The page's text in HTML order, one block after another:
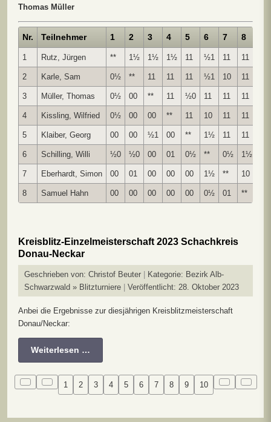
Thomas Müller
Nr. Teilnehmer 1 2 3 4 5 6 7 8
1 Rutz, Jürgen ** 1½ 1½ 1½ 11 ½1 11 11
2 Karle, Sam 0½ ** 11 11 11 ½1 10 11
3 Müller, Thomas 0½ 00 ** 11 ½0 11 11 11
4 Kissling, Wilfried 0½ 00 00 ** 11 10 11 11
5 Klaiber, Georg 00 00 ½1 00 ** 1½ 11 11
6 Schilling, Willi ½0 ½0 00 01 0½ ** 0½ 1½
7 Eberhardt, Simon 00 01 00 00 00 1½ ** 10
8 Samuel Hahn 00 00 00 00 00 0½ 01 **
Kreisblitz-Einzelmeisterschaft 2023 Schachkreis
Donau-Neckar
Geschrieben von: Christof Beuter Kategorie: Bezirk Alb-
Schwarzwald » Blitzturniere
Veröffentlicht: 28. Oktober 2023
Anbei die Ergebnisse zur diesjährigen Kreisblitzmeisterschaft
Donau/Neckar:
Weiterlesen …
1 2 3 4 5 6 7 8 9 10